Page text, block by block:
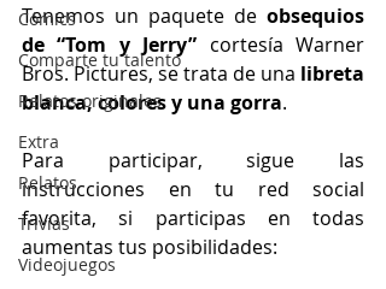
Cómics
Comparte tu talento
Relatos originales
Extra
Relatos
Trivias
Videojuegos
Tenemos un paquete de obsequios
de “Tom y Jerry” cortesía Warner
Bros. Pictures, se trata de una libreta
blanca, colores y una gorra.
Para participar, sigue las
instrucciones en tu red social
favorita, si participas en todas
aumentas tus posibilidades: